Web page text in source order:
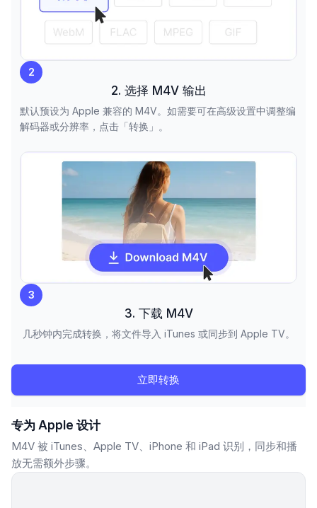
2
2. 选择 M4V 输出
默认预设为 Apple 兼容的 M4V。如需要可在高级设置中调整编
解码器或分辨率，点击「转换」。
3
3. 下载 M4V
几秒钟内完成转换，将文件导入 iTunes 或同步到 Apple TV。
立即转换
专为 Apple 设计
M4V 被 iTunes、Apple TV、iPhone 和 iPad 识别，同步和播
放无需额外步骤。